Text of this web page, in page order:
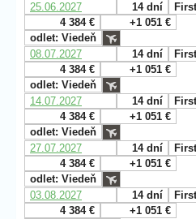
25.06.2027
14 dní
4 384 €
+1 051 €
odlet: Viedeň
08.07.2027
14 dní
4 384 €
+1 051 €
odlet: Viedeň
14.07.2027
14 dní
4 384 €
+1 051 €
odlet: Viedeň
27.07.2027
14 dní
4 384 €
+1 051 €
odlet: Viedeň
03.08.2027
14 dní
4 384 €
+1 051 €